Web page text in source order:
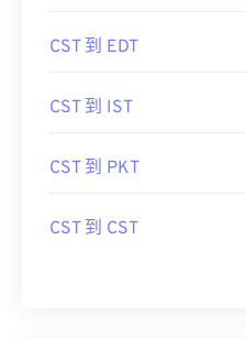
CST 到 EDT
CST 到 IST
CST 到 PKT
CST 到 CST